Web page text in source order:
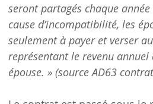
seront partagés chaque
cause d’incompatibilité, les
seulement à payer et verser
représentant le revenu
épouse. » (source AD63